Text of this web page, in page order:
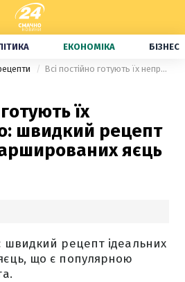
ЕКОНОМІКА БІЗНЕС
Всі постійно готують їх неправильно: швидкий рецепт ідеальних фаршированих яєць
їх
швидкий рецепт
яєць
швидкий рецепт ідеальних
що є популярною